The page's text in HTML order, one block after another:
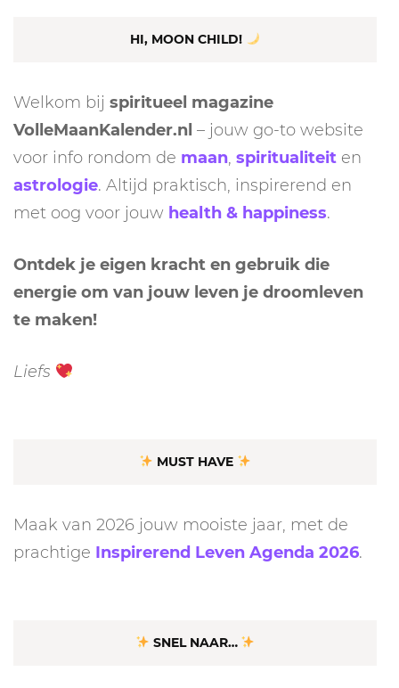
HI, MOON CHILD!
Welkom bij spiritueel magazine
VolleMaanKalender.nl – jouw go-to website
voor info rondom de maan, spiritualiteit en
astrologie. Altijd praktisch, inspirerend en
met oog voor jouw health & happiness.
Ontdek je eigen kracht en gebruik die
energie om van jouw leven je droomleven
te maken!
Liefs
MUST HAVE
Maak van 2026 jouw mooiste jaar, met de
prachtige Inspirerend Leven Agenda 2026.
SNEL NAAR…